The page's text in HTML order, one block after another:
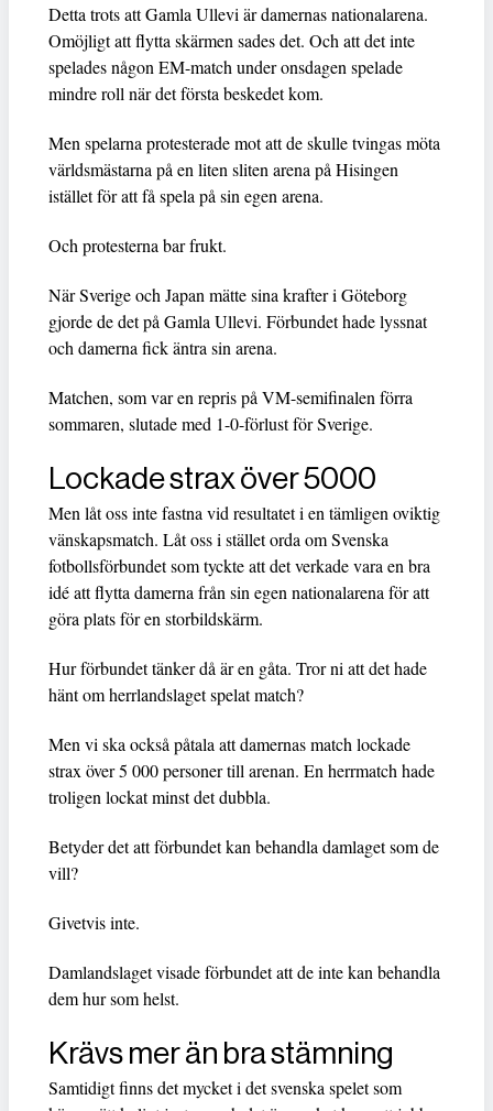
Detta trots att Gamla Ullevi är damernas nationalarena.
Omöjligt att flytta skärmen sades det. Och att det inte
spelades någon EM-match under onsdagen spelade
mindre roll när det första beskedet kom.
Men spelarna protesterade mot att de skulle tvingas möta
världsmästarna på en liten sliten arena på Hisingen
istället för att få spela på sin egen arena.
Och protesterna bar frukt.
När Sverige och Japan mätte sina krafter i Göteborg
gjorde de det på Gamla Ullevi. Förbundet hade lyssnat
och damerna fick äntra sin arena.
Matchen, som var en repris på VM-semifinalen förra
sommaren, slutade med 1-0-förlust för Sverige.
Lockade strax över 5000
Men låt oss inte fastna vid resultatet i en tämligen oviktig
vänskapsmatch. Låt oss i stället orda om Svenska
fotbollsförbundet som tyckte att det verkade vara en bra
idé att flytta damerna från sin egen nationalarena för att
göra plats för en storbildskärm.
Hur förbundet tänker då är en gåta. Tror ni att det hade
hänt om herrlandslaget spelat match?
Men vi ska också påtala att damernas match lockade
strax över 5 000 personer till arenan. En herrmatch hade
troligen lockat minst det dubbla.
Betyder det att förbundet kan behandla damlaget som de
vill?
Givetvis inte.
Damlandslaget visade förbundet att de inte kan behandla
dem hur som helst.
Krävs mer än bra stämning
Samtidigt finns det mycket i det svenska spelet som